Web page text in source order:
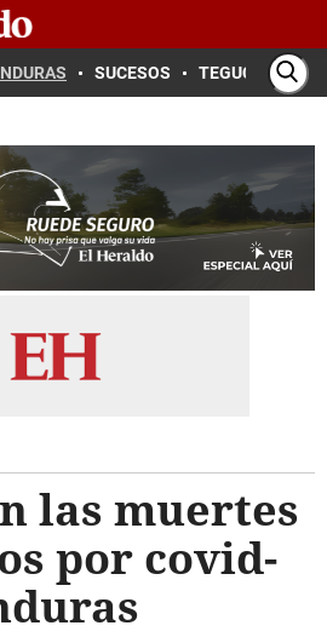
SUCESOS TEGUCIGALPA
las muertes
por covid-